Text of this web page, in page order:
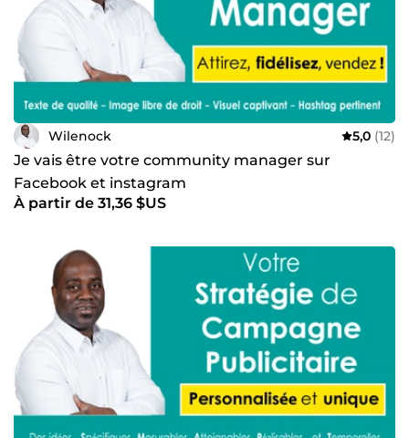
Wilenock 5,0 (12)
Je vais être votre community manager sur
Facebook et instagram
À partir de 31,36 $US